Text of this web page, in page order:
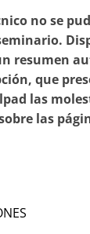
no se
resumen
que
las
las